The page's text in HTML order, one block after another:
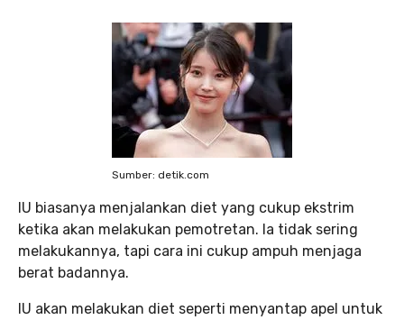
Sumber: detik.com
IU biasanya menjalankan diet yang cukup ekstrim
ketika akan melakukan pemotretan. Ia tidak sering
melakukannya, tapi cara ini cukup ampuh menjaga
berat badannya.
IU akan melakukan diet seperti menyantap apel untuk